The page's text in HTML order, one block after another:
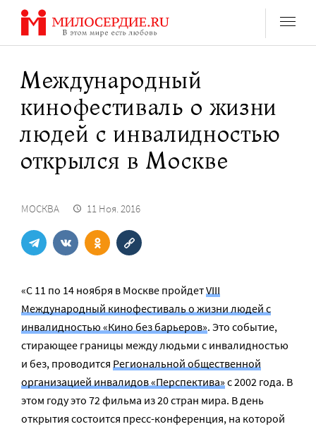
Перейти
содержанию
Международный
кинофестиваль о жизни
людей с инвалидностью
открылся в Москве
МОСКВА 11 Ноя. 2016
«С 11 по 14 ноября в Москве пройдетVIII
Международный кинофестиваль о жизни людей с
инвалидностью «Кино без барьеров». Это событие,
стирающее границы между людьми с инвалидностью
и без, проводится Региональной общественной
организацией инвалидов «Перспектива»с 2002 года. В
этом году это 72 фильма из 20 стран мира. В день
открытия состоится пресс-конференция, на которой